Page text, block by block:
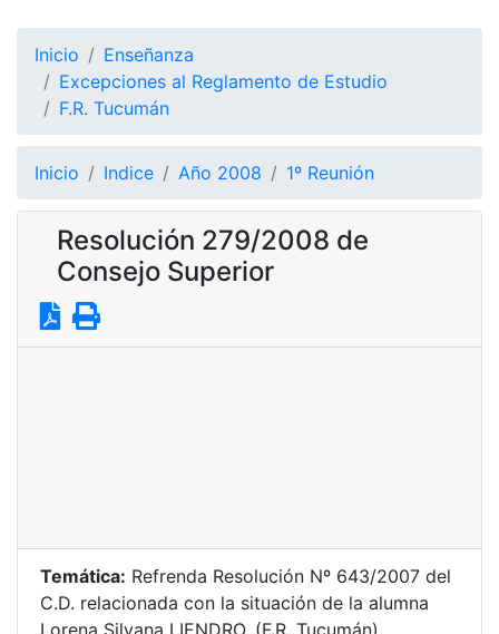
Inicio
Enseñanza
Excepciones al Reglamento de Estudio
F.R. Tucumán
Inicio Indice Año 2008 1º Reunión
Resolución 279/2008 de
Consejo Superior
Temática: Refrenda Resolución Nº 643/2007 del
C.D. relacionada con la situación de la alumna
Lorena Silvana LIENDRO. (F.R. Tucumán)